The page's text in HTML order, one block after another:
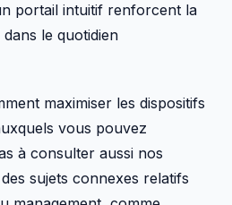
portail intuitif renforcent la
le quotidien
maximiser les dispositifs
vous pouvez
à consulter aussi nos
sujets connexes relatifs